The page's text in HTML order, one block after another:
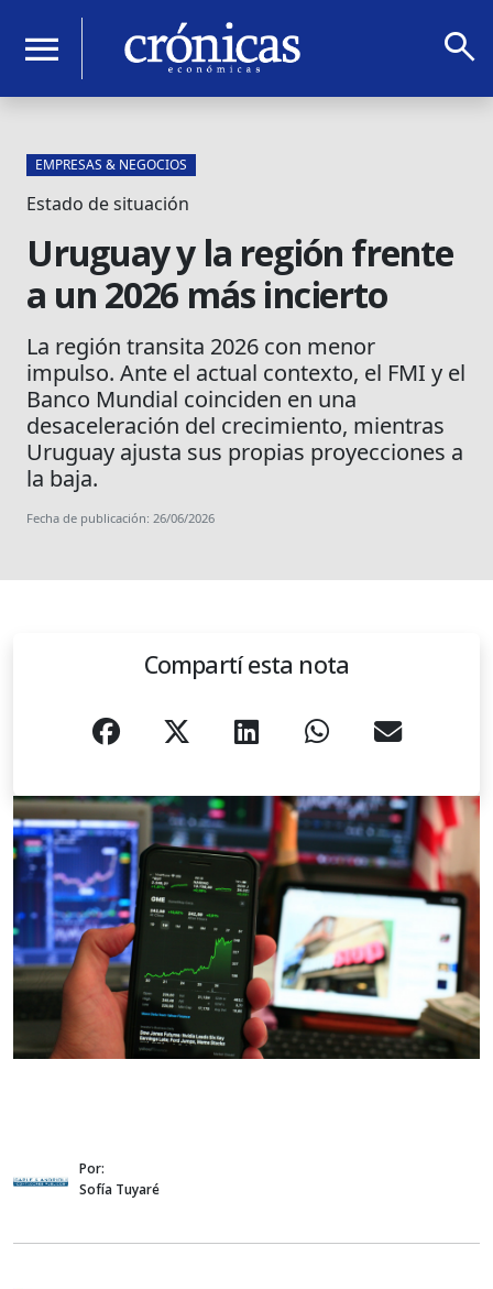
menu search
EMPRESAS & NEGOCIOS
Estado de situación
Uruguay y la región frente
a un 2026 más incierto
La región transita 2026 con menor
impulso. Ante el actual contexto, el FMI y el
Banco Mundial coinciden en una
desaceleración del crecimiento, mientras
Uruguay ajusta sus propias proyecciones a
la baja.
Fecha de publicación: 26/06/2026
Compartí esta nota
Por:
Sofía Tuyaré